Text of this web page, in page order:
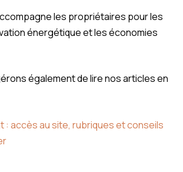
les propriétaires pour les
énergétique et les économies
également de lire nos articles en
: accès au site, rubriques et conseils